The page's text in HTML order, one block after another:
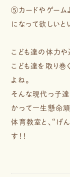
⑤カードやゲーム
になって欲しい
こども達の体力
こども達を取り巻
よね。
そんな現代っ子達
かって一生懸命頑
体育教室と、“げ
す！！